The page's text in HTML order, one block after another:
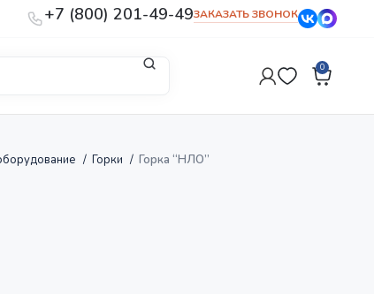
+7 (800) 201-49-49ЗАКАЗАТЬ ЗВОНОК
0
Горки Горка “НЛО”